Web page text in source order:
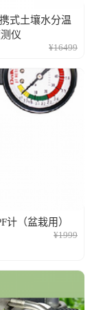
式土壤水分温
仪
¥16499
计（盆栽用）
¥1999